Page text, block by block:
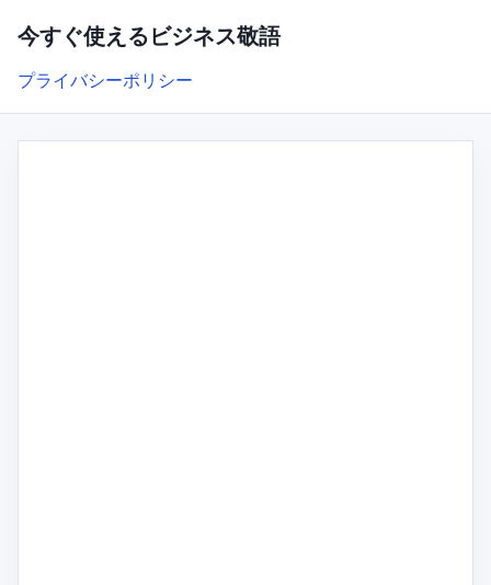
今すぐ使えるビジネス敬語
プライバシーポリシー